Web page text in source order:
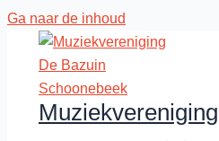
Ga naar de inhoud